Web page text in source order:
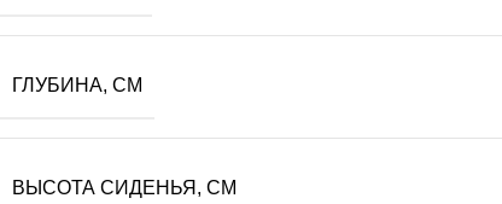
ГЛУБИНА, СМ
ВЫСОТА СИДЕНЬЯ, СМ